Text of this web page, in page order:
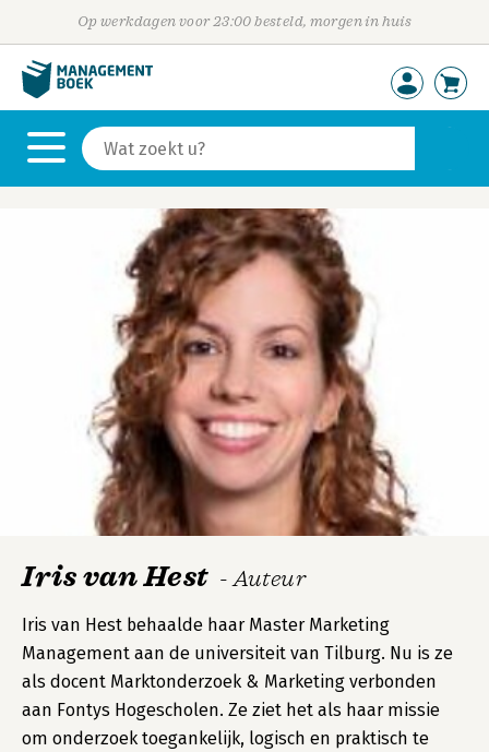
Op werkdagen voor 23:00 besteld, morgen in huis
Iris van Hest - Auteur
Iris van Hest behaalde haar Master Marketing
Management aan de universiteit van Tilburg. Nu is ze
als docent Marktonderzoek & Marketing verbonden
aan Fontys Hogescholen. Ze ziet het als haar missie
om onderzoek toegankelijk, logisch en praktisch te